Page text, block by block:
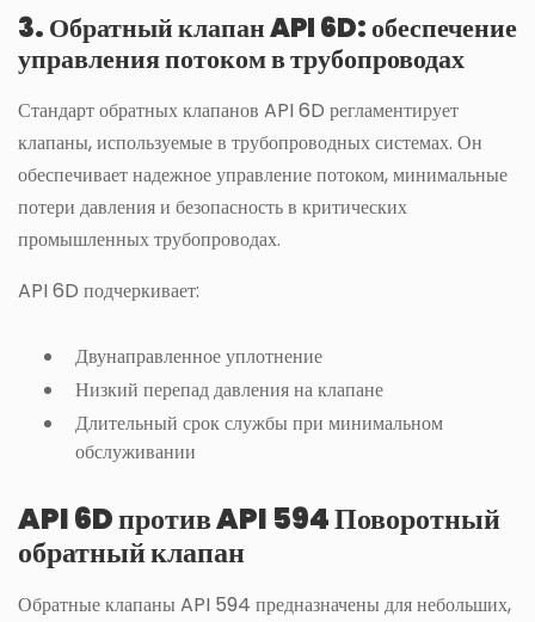
3. Обратный клапан API 6D: обеспечение
управления потоком в трубопроводах
Стандарт обратных клапанов API 6D регламентирует
клапаны, используемые в трубопроводных системах. Он
обеспечивает надежное управление потоком, минимальные
потери давления и безопасность в критических
промышленных трубопроводах.
API 6D подчеркивает:
Двунаправленное уплотнение
Низкий перепад давления на клапане
Длительный срок службы при минимальном
обслуживании
API 6D против API 594 Поворотный
обратный клапан
Обратные клапаны API 594 предназначены для небольших,